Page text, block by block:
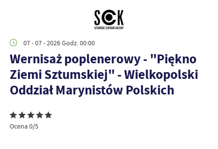
07 - 07 - 2026 Godz. 00:00
Wernisaż poplenerowy - "Piękno
Ziemi Sztumskiej" - Wielkopolski
Oddział Marynistów Polskich
Ocena 0/5